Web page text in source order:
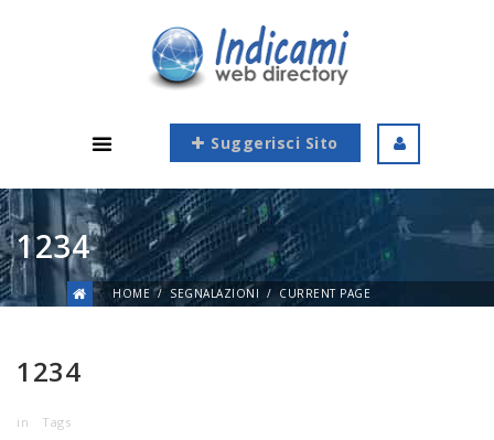
Suggerisci Sito
1234
HOME SEGNALAZIONI CURRENT PAGE
1234
in Tags